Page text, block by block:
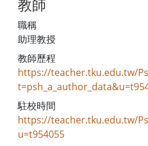
教師
職稱
助理教授
教師歷程
https://teacher.tku.edu.tw/
駐校時間
https://teacher.tku.edu.tw/
u=t954055